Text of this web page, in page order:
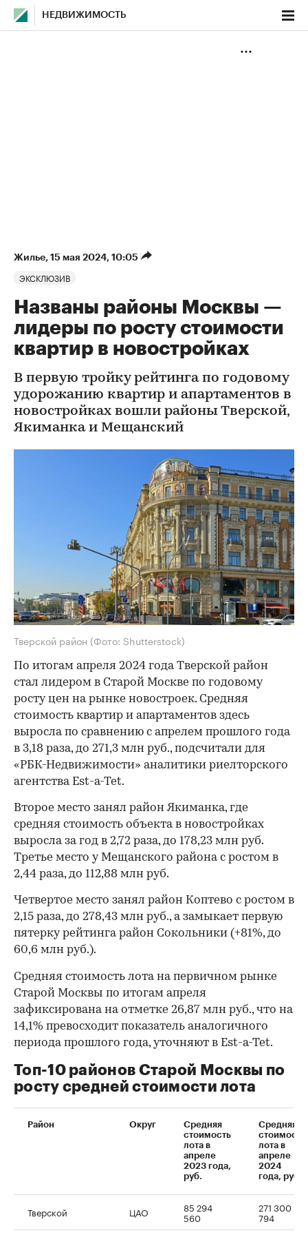
НЕДВИЖИМОСТЬ
Жилье⁠, 15 мая 2024, 10:05
ЭКСКЛЮЗИВ
Названы районы Москвы —
лидеры по росту стоимости
квартир в новостройках
В первую тройку рейтинга по годовому
удорожанию квартир и апартаментов в
новостройках вошли районы Тверской,
Якиманка и Мещанский
Тверской район (Фото: Shutterstock)
По итогам апреля 2024 года Тверской район
стал лидером в Старой Москве по годовому
росту цен на рынке новостроек. Средняя
стоимость квартир и апартаментов здесь
выросла по сравнению с апрелем прошлого года
в 3,18 раза, до 271,3 млн руб., подсчитали для
«РБК-Недвижимости» аналитики риелторского
агентства Est-a-Tet.
Второе место занял район Якиманка, где
средняя стоимость объекта в новостройках
выросла за год в 2,72 раза, до 178,23 млн руб.
Третье место у Мещанского района с ростом в
2,44 раза, до 112,88 млн руб.
Четвертое место занял район Коптево с ростом в
2,15 раза, до 278,43 млн руб., а замыкает первую
пятерку рейтинга район Сокольники (+81%, до
60,6 млн руб.).
Средняя стоимость лота на первичном рынке
Старой Москвы по итогам апреля
зафиксирована на отметке 26,87 млн руб., что на
14,1% превосходит показатель аналогичного
периода прошлого года, уточняют в Est-a-Tet.
Топ-10 районов Старой Москвы по
росту средней стоимости лота
Район Округ
Средняя
стоимость
лота в
апреле
2023 года,
руб.
Средняя
стоимость
лота в
апреле
2024
года, руб.
Тверской ЦАО 85 294
560
271 300
794